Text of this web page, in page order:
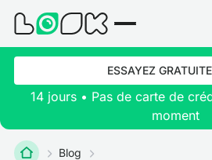
ESSAYEZ
14 jours • Pas de carte de
moment
Blog